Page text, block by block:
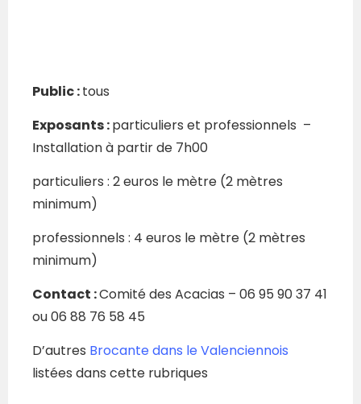
Public :tous
Exposants :particuliers et professionnels –
Installationà partir de 7h00
particuliers : 2 euros le mètre (2 mètres
minimum)
professionnels : 4 euros le mètre (2 mètres
minimum)
Contact :Comité des Acacias – 06 95 90 37 41
ou 06 88 76 58 45
D’autres Brocante dans le Valenciennois
listées dans cette rubriques